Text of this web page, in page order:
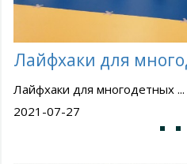
Лайфхаки для
Лайфхаки для многодетных ...
2021-07-27